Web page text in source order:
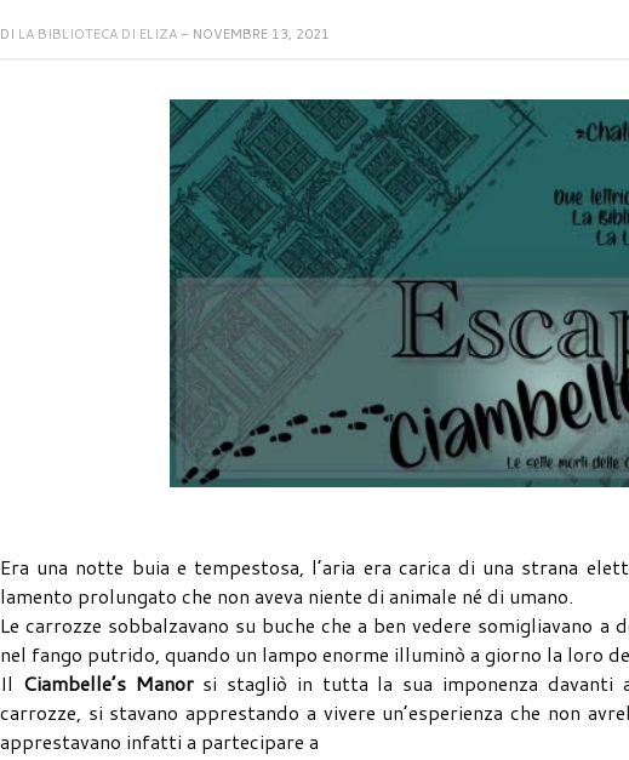
DI LA BIBLIOTECA DI ELIZA - NOVEMBRE 13, 2021
Era una notte buia e tempestosa, l’aria era carica di una strana
lamento prolungato che non aveva niente di animale né di umano.
Le carrozze sobbalzavano su buche che a ben vedere somigliavano
nel fango putrido, quando un lampo enorme illuminò a giorno la loro
Il Ciambelle’s Manorsi stagliò in tutta la sua imponenza davanti
carrozze, si stavano apprestando a vivere un’esperienza che non
apprestavano infatti a partecipare a